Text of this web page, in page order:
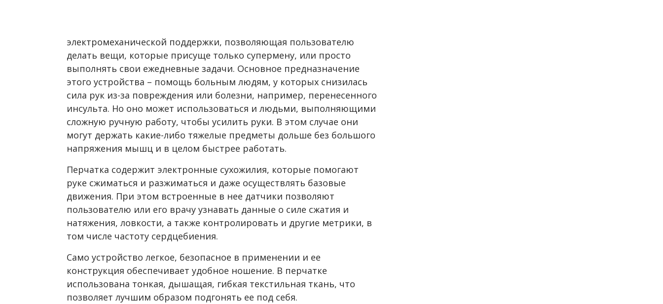
электромеханической поддержки, позволяющая пользователю
делать вещи, которые присуще только супермену, или просто
выполнять свои ежедневные задачи. Основное предназначение
этого устройства – помощь больным людям, у которых снизилась
сила рук из-за повреждения или болезни, например, перенесенного
инсульта. Но оно может использоваться и людьми, выполняющими
сложную ручную работу, чтобы усилить руки. В этом случае они
могут держать какие-либо тяжелые предметы дольше без большого
напряжения мышц и в целом быстрее работать.
Перчатка содержит электронные сухожилия, которые помогают
руке сжиматься и разжиматься и даже осуществлять базовые
движения. При этом встроенные в нее датчики позволяют
пользователю или его врачу узнавать данные о силе сжатия и
натяжения, ловкости, а также контролировать и другие метрики, в
том числе частоту сердцебиения.
Само устройство легкое, безопасное в применении и ее
конструкция обеспечивает удобное ношение. В перчатке
использована тонкая, дышащая, гибкая текстильная ткань, что
позволяет лучшим образом подгонять ее под себя.